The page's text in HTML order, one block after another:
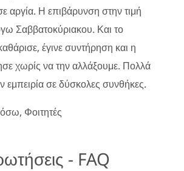
αργία. Η επιβάρυνση στην τιμή
Σαββατοκύριακου. Και το
έγινε συντήρηση και η
χωρίς να την αλλάξουμε. Πολλά
εμπειρία σε δύσκολες συνθήκες.
Φοιτητές
- FAQ